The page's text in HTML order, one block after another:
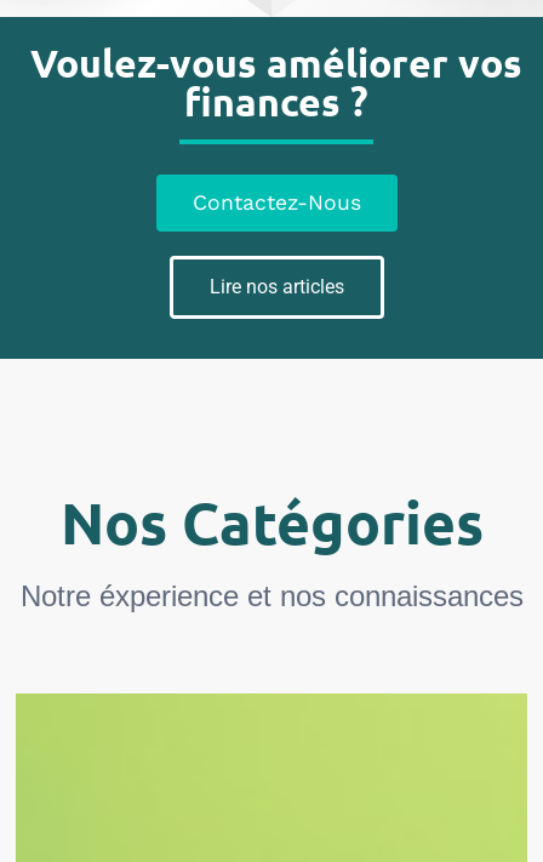
Voulez-vous améliorer vos
finances ?
Contactez-Nous
Lire nos articles
Nos Catégories
Notre éxperience et nos connaissances